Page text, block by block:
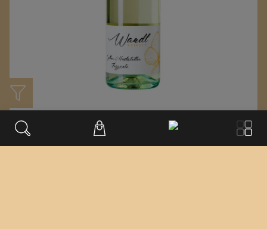
Gelber Muskateller Frizzante
15% auf Alles außer GV und Riesling
Weingut Wandl